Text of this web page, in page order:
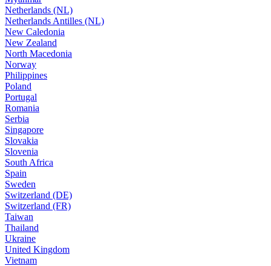
Netherlands (NL)
Netherlands Antilles (NL)
New Caledonia
New Zealand
North Macedonia
Norway
Philippines
Poland
Portugal
Romania
Serbia
Singapore
Slovakia
Slovenia
South Africa
Spain
Sweden
Switzerland (DE)
Switzerland (FR)
Taiwan
Thailand
Ukraine
United Kingdom
Vietnam